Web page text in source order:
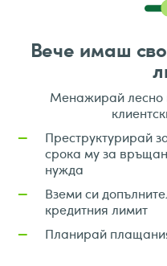
Вече имаш
Менажирай лесно
—
Преструктурирай
срока му за
нужда
—
Вземи си
кредитния лимит
— Планирай